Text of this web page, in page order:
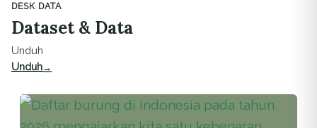
DESK DATA
Dataset & Data
Unduh
Unduh